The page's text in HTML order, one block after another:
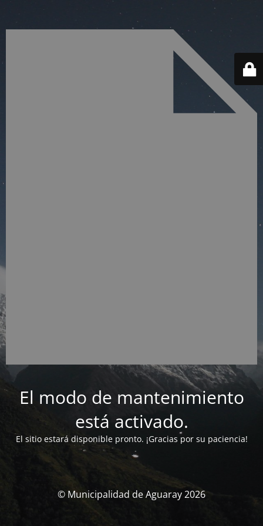
El modo de mantenimiento
está activado.
El sitio estará disponible pronto. ¡Gracias por su paciencia!
© Municipalidad de Aguaray 2026